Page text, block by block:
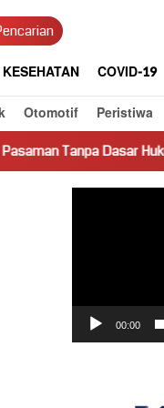
KESEHATAN COVID-19
Otomotif Peristiwa
Hukum Picu Keresahan
00:00